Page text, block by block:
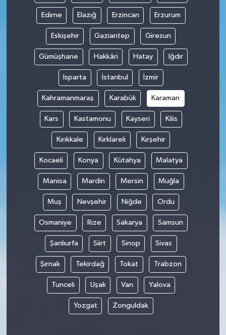
Edirne Elazığ Erzincan Erzurum
Eskişehir Gaziantep Giresun
Gümüşhane Hakkâri Hatay Iğdır
Isparta İstanbul İzmir
Kahramanmaraş Karabük Karaman
Kars Kastamonu Kayseri Kilis
Kırıkkale Kırklareli Kırşehir
Kocaeli Konya Kütahya Malatya
Manisa Mardin Mersin Muğla
Muş Nevşehir Niğde Ordu
Osmaniye Rize Sakarya Samsun
Şanlıurfa Siirt Sinop Sivas
Şırnak Tekirdağ Tokat Trabzon
Tunceli Uşak Van Yalova
Yozgat Zonguldak